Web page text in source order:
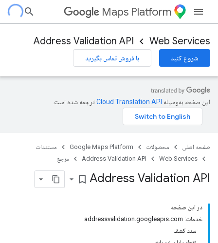
Maps Platform
Web Services
Address Validation API
شروع کنید با فروش تماس بگیرید
این صفحه به‌وسیله ترجمه شده است.
صفحه اصلی محصولات Google Maps Platform
مستندات
Web Services
Address Validation API مرجع
Address Validation API
bookmark_border
در این صفحه
خدمات: addressvalidation.googleapis.com
سند کشف